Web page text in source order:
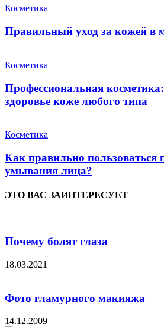
Косметика
Правильный уход за кожей в
Косметика
Профессиональная
здоровье коже любого типа
Косметика
Как правильно пользоваться
умывания лица?
ЭТО ВАС ЗАИНТЕРЕСУЕТ
Почему болят глаза
18.03.2021
Фото гламурного макияжа
14.12.2009